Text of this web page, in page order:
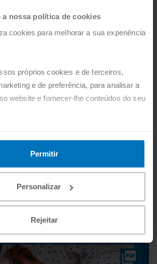
a nossa política de cookies
cookies para melhorar a sua experiência
próprios cookies e de terceiros,
e de preferência, para analisar a
website e fornecer-lhe conteúdos do seu
recusá-los, configurá-los e obter
Permitir
Personalizar
Rejeitar
já ajudámos mais de 50
pessoas.
países, garantindo nutrição,
água potável,
educação, abrigo e
básicas, assistência jurídica
seguimos critérios
SOLIDÁRIO
Testamento
apolítica de privacidade